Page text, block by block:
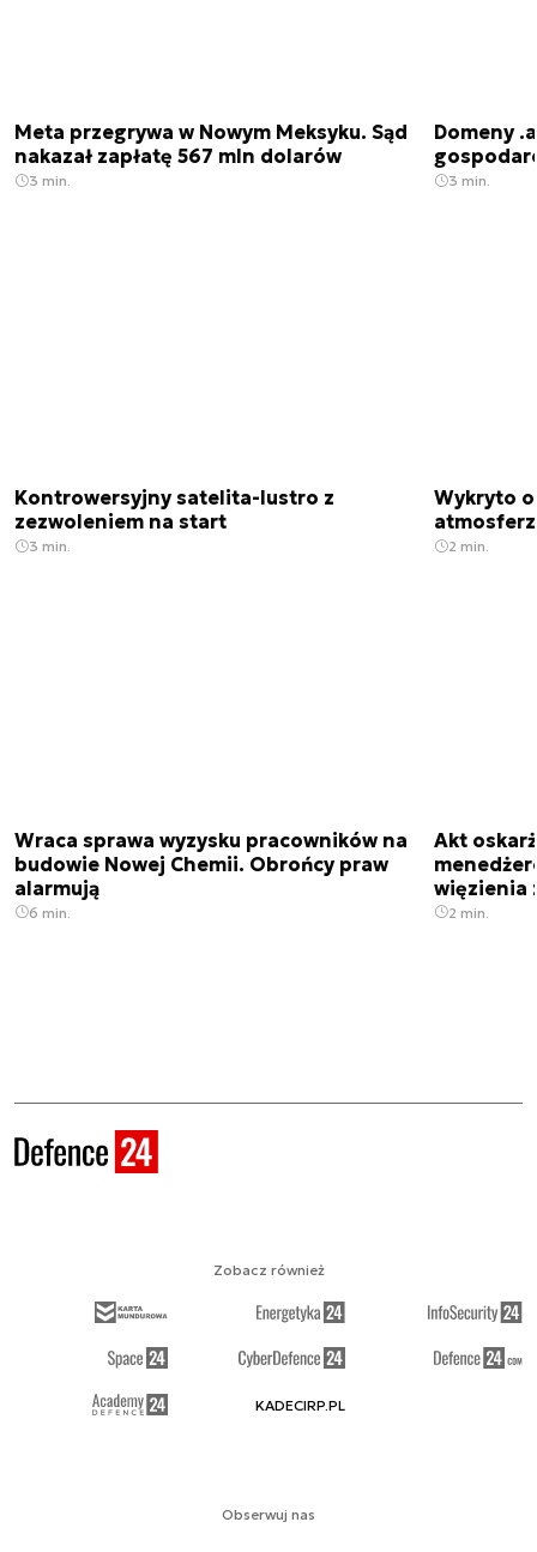
Meta przegrywa w Nowym Meksyku. Sąd
nakazał zapłatę 567 mln dolarów
3 min.
Domeny
3 min.
Kontrowersyjny satelita-lustro z
zezwoleniem na start
3 min.
Wykryto
2 min.
Wraca sprawa wyzysku pracowników na
budowie Nowej Chemii. Obrońcy praw
alarmują
6 min.
Akt
więzienia
2 min.
Obserwuj nas
Zobacz również
KADECIRP.PL